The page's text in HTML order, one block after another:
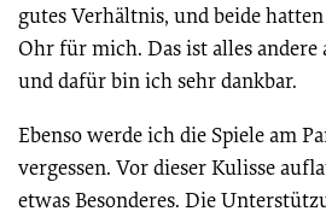
gutes Verhältnis, und beide
Ohr für mich. Das ist alles andere
und dafür bin ich sehr dankbar.
Ebenso werde ich die Spiele am
vergessen. Vor dieser Kulisse
etwas Besonderes. Die